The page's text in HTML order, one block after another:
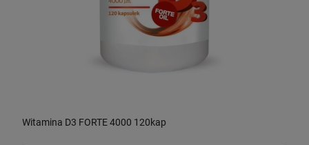
Witamina D3 FORTE 4000 120kap